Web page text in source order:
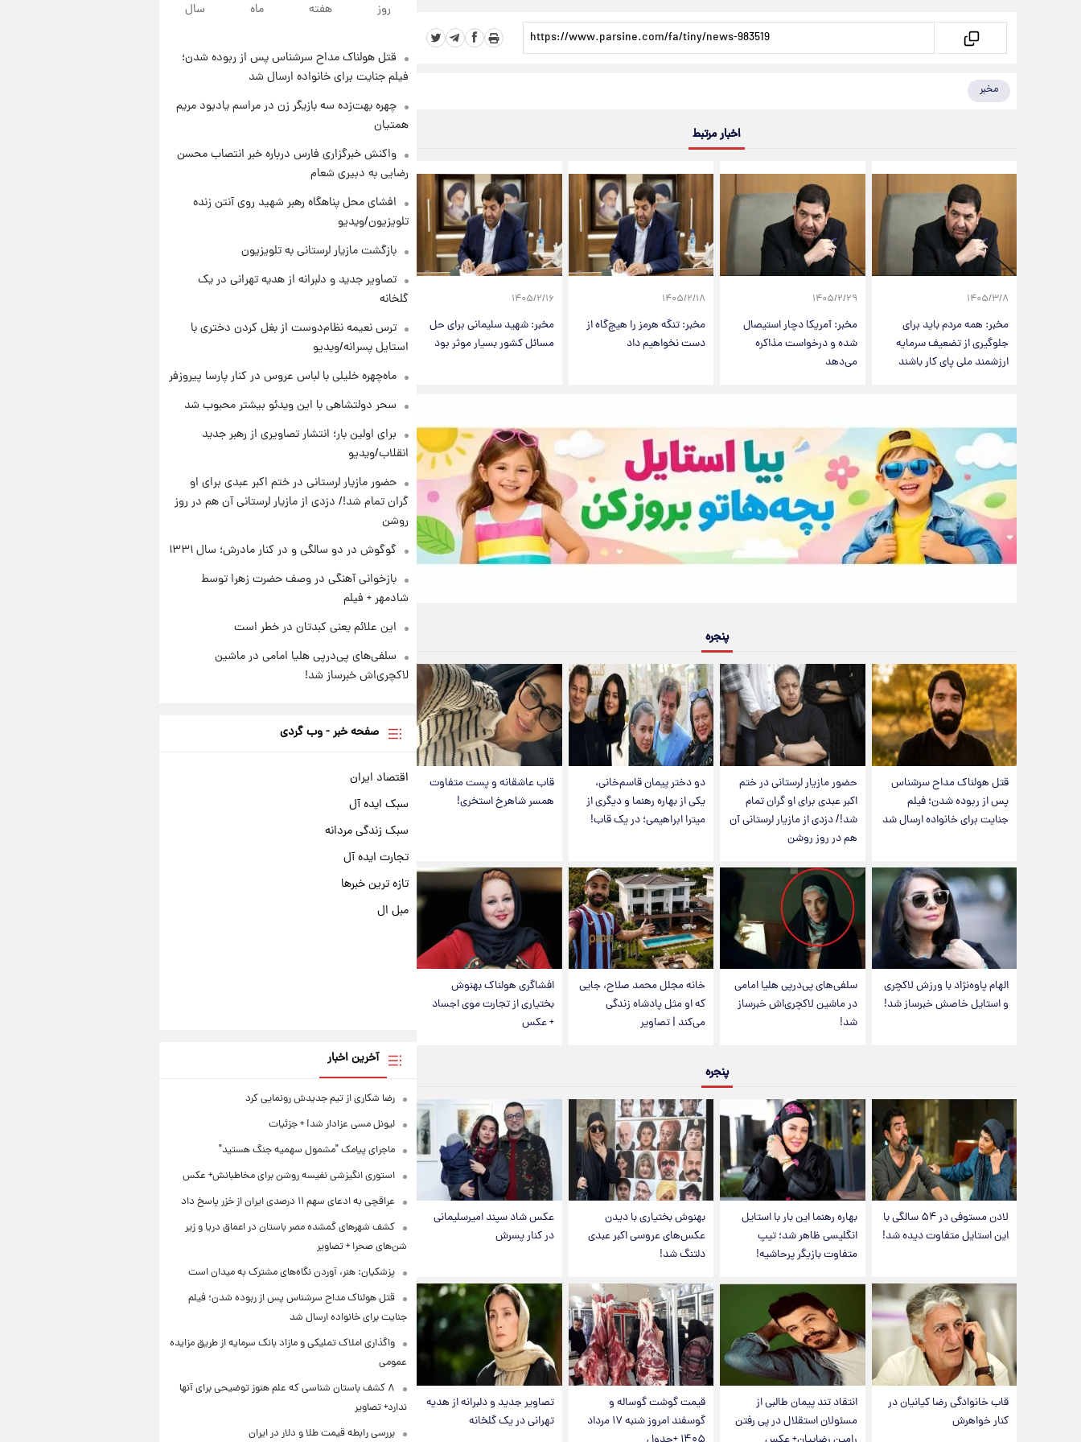
مخبر
اخبار مرتبط
۱۴۰۵/۳/۸
مخبر: همه مردم باید برای
جلوگیری از تضعیف سرمایه
ارزشمند ملی پای کار باشند
۱۴۰۵/۲/۲۹
مخبر: آمریکا دچار استیصال
شده و درخواست مذاکره
می‌دهد
۱۴۰۵/۲/۱۸
مخبر: تنگه هرمز را هیچ‌گاه از
دست نخواهیم داد
۱۴۰۵/۲/۱۶
مخبر: شهید سلیمانی برای حل
مسائل کشور بسیار موثر بود
پنجره
قتل هولناک مداح سرشناس
پس از ربوده شدن؛ فیلم
جنایت برای خانواده ارسال شد
حضور مازیار لرستانی در ختم
اکبر عبدی برای او گران تمام
شد!/ دزدی از مازیار لرستانی آن
هم در روز روشن
دو دختر پیمان قاسم‌خانی،
یکی از بهاره رهنما و دیگری از
میترا ابراهیمی؛ در یک قاب!
قاب عاشقانه و پست متفاوت
همسر شاهرخ استخری!
الهام پاوه‌نژاد با ورزش لاکچری
و استایل خاصش خبرساز شد!
سلفی‌های پی‌درپی هلیا امامی
در ماشین لاکچری‌اش خبرساز
شد!
خانه مجلل محمد صلاح، جایی
که او مثل پادشاه زندگی
می‌کند | تصاویر
افشاگری هولناک بهنوش
بختیاری از تجارت موی اجساد
+ عکس
پنجره
لادن مستوفی در ۵۴ سالگی با
این استایل متفاوت دیده شد!
بهاره رهنما این بار با استایل
انگلیسی ظاهر شد؛ تیپ
متفاوت بازیگر پرحاشیه!
بهنوش بختیاری با دیدن
عکس‌های عروسی اکبر عبدی
دلتنگ شد!
عکس شاد سپند امیرسلیمانی
در کنار پسرش
قاب خانوادگی رضا کیانیان در
کنار خواهرش
انتقاد تند پیمان طالبی از
مسئولان استقلال در پی رفتن
قیمت گوشت گوساله و
گوسفند امروز شنبه ۱۷ مرداد
تصاویر جدید و دلبرانه از هدیه
تهرانی در یک گلخانه
۹ ساعت پیش
۲۳ ساعت پیش
یک پیش ‌بینی مهم برای قیمت
دلار، طلا و سکه شنبه ۱۷ مرداد
۱۴۰۵
مقصد اروپا این تیم را ترک کرد!
روز هفته ماه سال
قتل هولناک مداح سرشناس پس از ربوده شدن؛
فیلم جنایت برای خانواده ارسال شد
چهره بهت‌زده سه بازیگر زن در مراسم یادبود مریم
همتیان
واکنش خبرگزاری فارس درباره خبر انتصاب محسن
رضایی به دبیری شعام
افشای محل پناهگاه‌ رهبر شهید روی آنتن زنده
تلویزیون/ویدیو
بازگشت مازیار لرستانی به تلویزیون
تصاویر جدید و دلبرانه از هدیه تهرانی در یک
گلخانه
ترس نعیمه نظام‌دوست از بغل کردن دختری با
استایل پسرانه/ویدیو
ماه‌چهره خلیلی با لباس عروس در کنار پارسا پیروزفر
سحر دولتشاهی با این ویدئو بیشتر محبوب شد
برای اولین بار؛ انتشار تصاویری از رهبر جدید
انقلاب/ویدیو
حضور مازیار لرستانی در ختم اکبر عبدی برای او
گران تمام شد!/ دزدی از مازیار لرستانی آن هم در روز
روشن
گوگوش در دو سالگی و در کنار مادرش؛ سال ۱۳۳۱
بازخوانی آهنگی در وصف حضرت زهرا توسط
شادمهر + فیلم
این علائم یعنی کبدتان در خطر است
سلفی‌های پی‌درپی هلیا امامی در ماشین
لاکچری‌اش خبرساز شد!
صفحه خبر - وب گردی
اقتصاد ایران
سبک ایده آل
سبک زندگی مردانه
تجارت ایده آل
تازه ترین خبرها
مبل ال
آخرین اخبار
رضا شکاری از تیم جدیدش رونمایی کرد
لیونل مسی عزادار شد! + جزئیات
ماجرای پیامک "مشمول سهمیه جنگ هستید"
استوری انگیزشی نفیسه روشن برای مخاطبانش+ عکس
عراقچی به ادعای سهم ۱۱ درصدی ایران از خزر پاسخ داد
کشف شهرهای گمشده مصر باستان در اعماق دریا و زیر
شن‌های صحرا + تصاویر
پزشکیان: هنر، آوردن نگاه‌های مشترک به میدان است
قتل هولناک مداح سرشناس پس از ربوده شدن؛ فیلم
جنایت برای خانواده ارسال شد
واگذاری املاک تملیکی و مازاد بانک سرمایه از طریق مزایده
عمومی
۸ کشف باستان شناسی که علم هنوز توضیحی برای آنها
ندارد+ تصاویر
بررسی رابطه قیمت طلا و دلار در ایران